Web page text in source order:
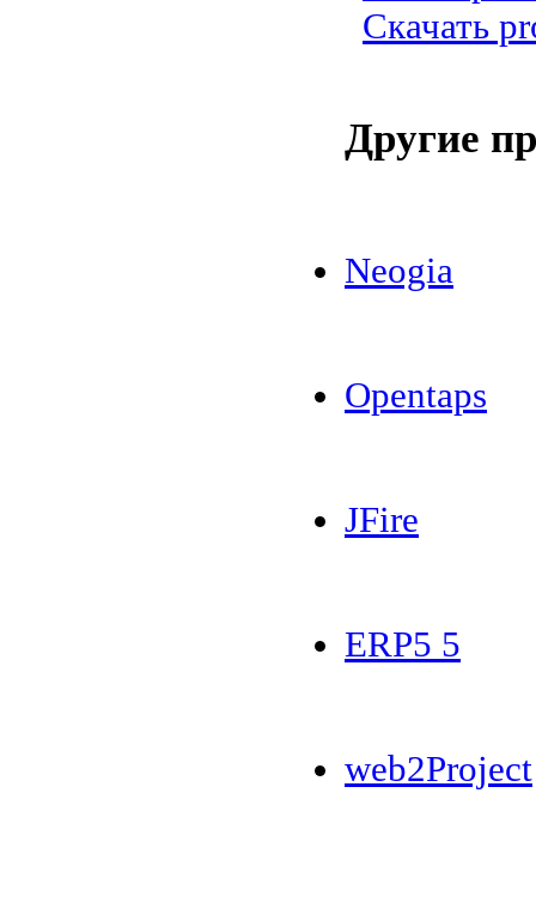
Скачать
Другие
Neogia
Opentaps
JFire
ERP5 5
web2Project